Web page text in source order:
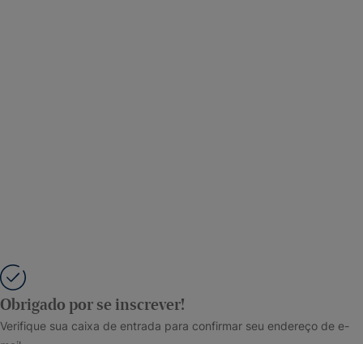
Obrigado por se inscrever!
Verifique sua caixa de entrada para confirmar seu endereço de e-